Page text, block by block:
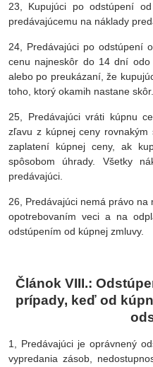
23, Kupujúci po odstúpení
predávajúcemu na náklady
24, Predávajúci po odstúpení
cenu najneskôr do 14 dní odo
alebo po preukázaní, že
toho, ktorý okamih nastane skôr.
25, Predávajúci vráti kúpnu
zľavu z kúpnej ceny
zaplatení kúpnej ceny, ak
spôsobom úhrady. Všetky
predávajúci.
26, Predávajúci nemá právo
opotrebovaním veci a na
odstúpením od kúpnej zmluvy.
Článok VIII.:
prípady, keď od
1, Predávajúci je oprávnený
vypredania zásob,